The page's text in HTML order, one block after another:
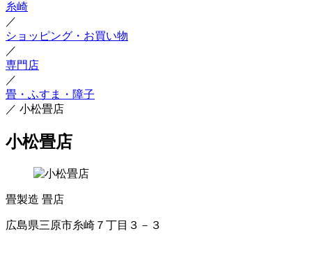
糸崎
／
ショッピング・お買い物
／
専門店
／
畳・ふすま・障子
／ 小松畳店
小松畳店
畳製造 畳店
広島県三原市糸崎７丁目３－３